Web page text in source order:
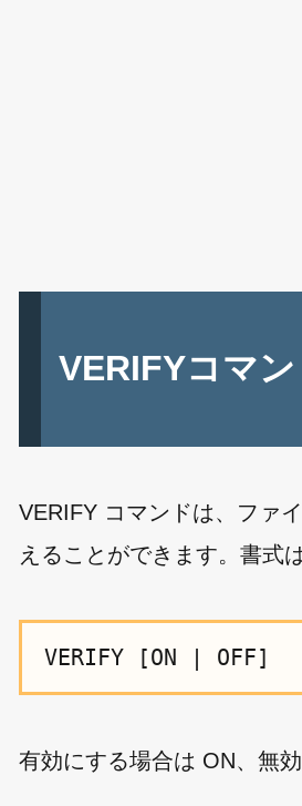
VERIFYコマ
VERIFY コマンドは、ファ
えることができます。書式
VERIFY [ON | OFF]
有効にする場合は ON、無